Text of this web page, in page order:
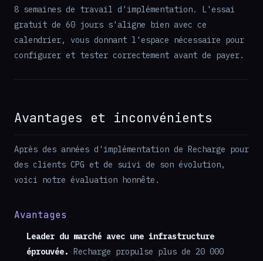
8 semaines de travail d'implémentation. L'essai
gratuit de 60 jours s'aligne bien avec ce
calendrier, vous donnant l'espace nécessaire pour
configurer et tester correctement avant de payer.
Avantages et inconvénients
Après des années d'implémentation de Recharge pour
des clients CPG et de suivi de son évolution,
voici notre évaluation honnête.
Avantages
Leader du marché avec une infrastructure
éprouvée. Recharge propulse plus de 20 000